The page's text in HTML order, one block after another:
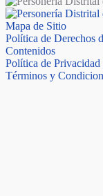
Mapa de Sitio
Política de Derechos
Contenidos
Política de Privacidad
Términos y